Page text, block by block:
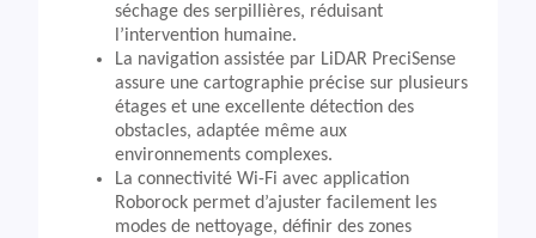
séchage des serpillières, réduisant
l’intervention humaine.
La navigation assistée par LiDAR PreciSense
assure une cartographie précise sur plusieurs
étages et une excellente détection des
obstacles, adaptée même aux
environnements complexes.
La connectivité Wi-Fi avec application
Roborock permet d’ajuster facilement les
modes de nettoyage, définir des zones